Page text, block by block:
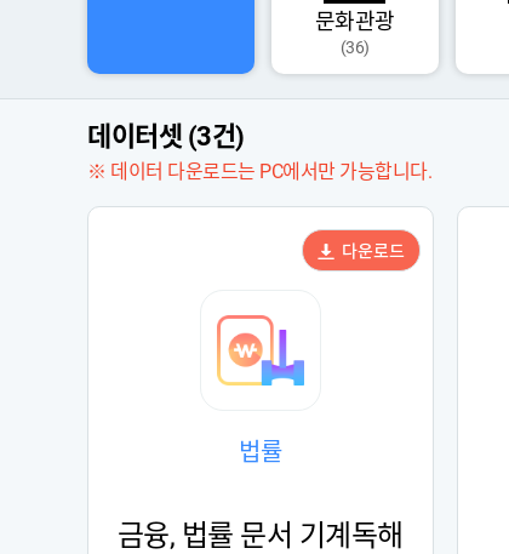
문화관광
(36)
데이터셋 (3건)
※ 데이터 다운로드는 PC에서만 가능합니다.
법률
금융, 법률 문서 기계독해
다운로드